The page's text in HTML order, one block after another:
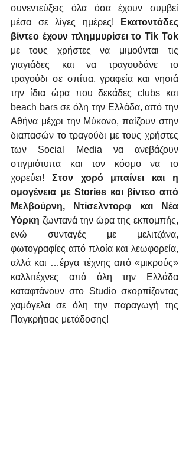
συνεντεύξεις όλα όσα έχουν συμβεί
μέσα σε λίγες ημέρες!
Εκατοντάδες
βίντεο έχουν πλημμυρίσει το Tik Tok
με τους χρήστες να μιμούνται τις
γιαγιάδες και να τραγουδάνε το
τραγούδι σε σπίτια, γραφεία και νησιά
την ίδια ώρα που δεκάδες clubs και
beach bars σε όλη την Ελλάδα, από την
Αθήνα μέχρι την Μύκονο, παίζουν στην
διαπασών το τραγούδι με τους χρήστες
των Social Media να ανεβάζουν
στιγμιότυπα και τον κόσμο να το
χορεύει! Στον χορό μπαίνει και η
ομογένεια με Stories και βίντεο από
Μελβούρνη, Ντίσελντορφ και Νέα
Υόρκη ζωντανά την ώρα της εκπομπής,
ενώ συνταγές με μελιτζάνα,
φωτογραφίες από πλοία και λεωφορεία,
αλλά και …έργα τέχνης από «μικρούς»
καλλιτέχνες από όλη την Ελλάδα
καταφτάνουν στο Studio σκορπίζοντας
χαμόγελα σε όλη την παραγωγή της
Παγκρήτιας μετάδοσης!